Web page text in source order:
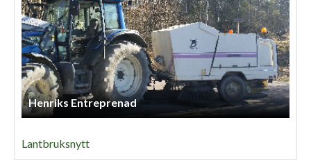
Henriks Entreprenad
Lantbruksnytt